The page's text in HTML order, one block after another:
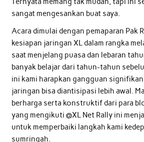
sangat mengesankan buat saya.
Acara dimulai dengan pemaparan Pak
kesiapan jaringan XL dalam rangka
saat menjelang puasa dan lebaran
banyak belajar dari tahun-tahun
ini kami harapkan gangguan
jaringan bisa diantisipasi lebih awal.
berharga serta konstruktif dari para
yang mengikuti @XL Net Rally ini
untuk memperbaiki langkah kami
sumringah.